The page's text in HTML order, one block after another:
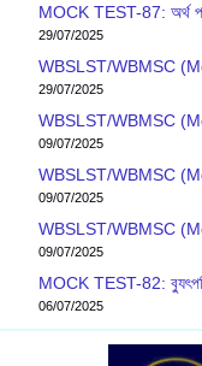
MOCK TEST-87: অর্থ
29/07/2025
WBSLST/WBMSC
29/07/2025
WBSLST/WBMSC
09/07/2025
WBSLST/WBMSC
09/07/2025
WBSLST/WBMSC
09/07/2025
MOCK TEST-82:
06/07/2025